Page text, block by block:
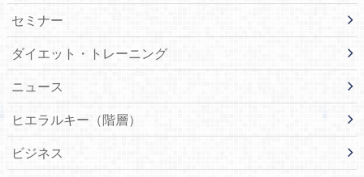
セミナー
ダイエット・トレーニング
ニュース
ヒエラルキー（階層）
ビジネス